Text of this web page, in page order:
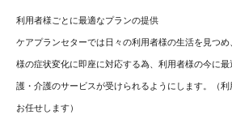
利用者様ごとに最適なプランの提供
ケアプランセターでは日々の利用者様の生活を見つ
様の症状変化に即座に対応する為、利用者様の今に
護・介護のサービスが受けられるようにします。（
お任せします）